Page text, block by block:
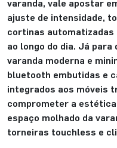
varanda, vale apostar
ajuste de intensidade,
cortinas
ao longo do dia. Já
varanda moderna e
bluetooth embutidas e
integrados aos móveis
comprometer a
espaço molhado da
torneiras touchless e